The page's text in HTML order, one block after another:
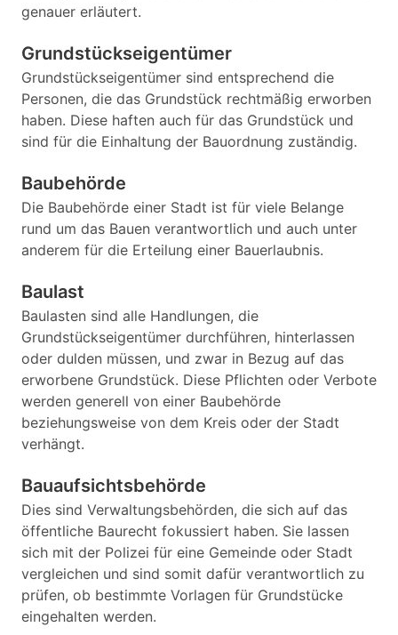
genauer erläutert.
Grundstückseigentümer
Grundstückseigentümer sind entsprechend die
Personen, die das Grundstück rechtmäßig erworben
haben. Diese haften auch für das Grundstück und
sind für die Einhaltung der Bauordnung zuständig.
Baubehörde
Die Baubehörde einer Stadt ist für viele Belange
rund um das Bauen verantwortlich und auch unter
anderem für die Erteilung einer Bauerlaubnis.
Baulast
Baulasten sind alle Handlungen, die
Grundstückseigentümer durchführen, hinterlassen
oder dulden müssen, und zwar in Bezug auf das
erworbene Grundstück. Diese Pflichten oder Verbote
werden generell von einer Baubehörde
beziehungsweise von dem Kreis oder der Stadt
verhängt.
Bauaufsichtsbehörde
Dies sind Verwaltungsbehörden, die sich auf das
öffentliche Baurecht fokussiert haben. Sie lassen
sich mit der Polizei für eine Gemeinde oder Stadt
vergleichen und sind somit dafür verantwortlich zu
prüfen, ob bestimmte Vorlagen für Grundstücke
eingehalten werden.